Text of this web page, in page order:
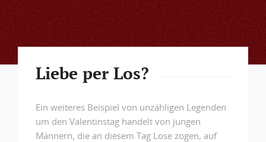
Liebe per Los?
Ein weiteres Beispiel von unzähligen Legenden
um den Valentinstag handelt von jungen
Männern, die an diesem Tag Lose zogen, auf